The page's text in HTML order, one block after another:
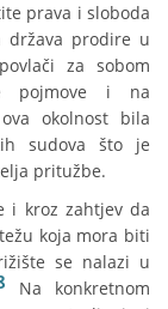
prava i sloboda
država prodire u
za sobom
pojmove i na
okolnost bila
sudova što je
pritužbe.
i kroz zahtjev da
koja mora biti
se nalazi u
Na konkretnom